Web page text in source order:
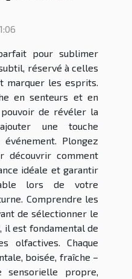
pour sublimer
réservé à celles
marquer les esprits.
en senteurs et en
de révéler la
une touche
événement. Plongez
découvrir comment
idéale et garantir
lors de votre
Comprendre les
de sélectionner le
il est fondamental de
olfactives. Chaque
boisée, fraîche –
sensorielle propre,